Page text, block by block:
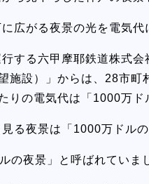
広がる夜景の光を電気代
する六甲摩耶鉄道株式
施設）」からは、28市
りの電気代は「1000万ド
る夜景は「1000万ドル
の夜景」と呼ばれていま